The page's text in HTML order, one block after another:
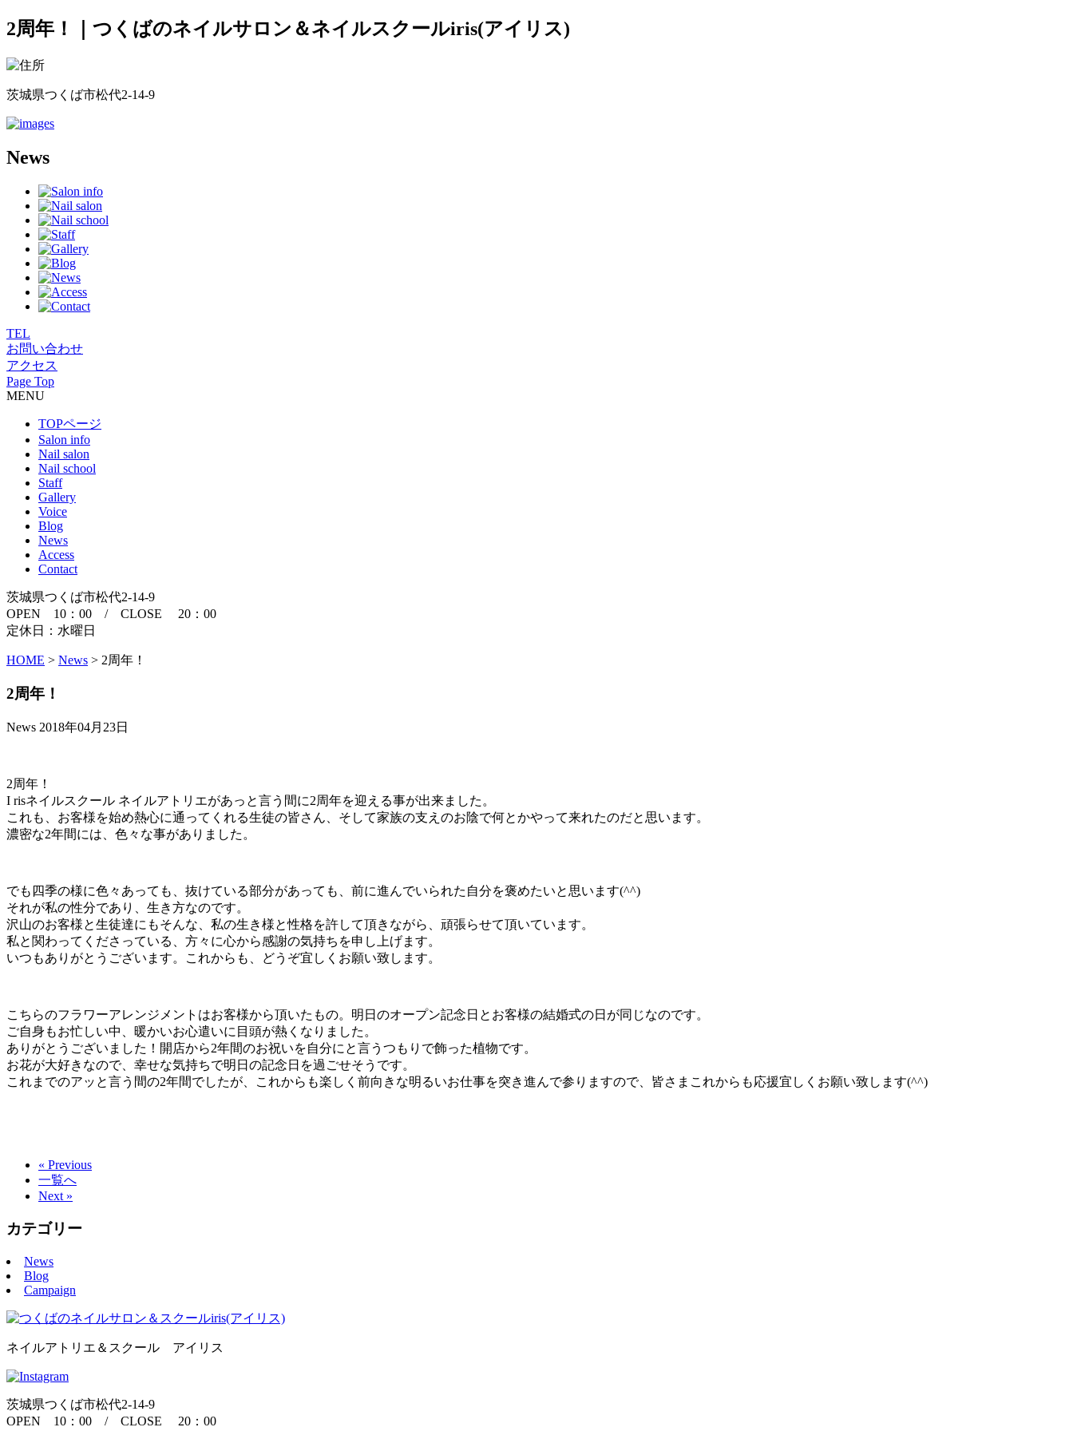
2周年！｜つくばのネイルサロン＆ネイルスクールiris(アイリス)
茨城県つくば市松代2-14-9
News
TEL
お問い合わせ
アクセス
Page Top
MENU
TOPページ
Salon info
Nail salon
Nail school
Staff
Gallery
Voice
Blog
News
Access
Contact
茨城県つくば市松代2-14-9
OPEN 10：00 / CLOSE 20：00
定休日：水曜日
HOME > News > 2周年！
2周年！
News 2018年04月23日
2周年！
I risネイルスクール ネイルアトリエがあっと言う間に2周年を迎える事が出来ました。
これも、お客様を始め熱心に通ってくれる生徒の皆さん、そして家族の支えのお陰で何とかやって来れたのだと思います。
濃密な2年間には、色々な事がありました。
でも四季の様に色々あっても、抜けている部分があっても、前に進んでいられた自分を褒めたいと思います(^^)
それが私の性分であり、生き方なのです。
沢山のお客様と生徒達にもそんな、私の生き様と性格を許して頂きながら、頑張らせて頂いています。
私と関わってくださっている、方々に心から感謝の気持ちを申し上げます。
いつもありがとうございます。これからも、どうぞ宜しくお願い致します。
こちらのフラワーアレンジメントはお客様から頂いたもの。明日のオープン記念日とお客様の結婚式の日が同じなのです。
ご自身もお忙しい中、暖かいお心遣いに目頭が熱くなりました。
ありがとうございました！開店から2年間のお祝いを自分にと言うつもりで飾った植物です。
お花が大好きなので、幸せな気持ちで明日の記念日を過ごせそうです。
これまでのアッと言う間の2年間でしたが、これからも楽しく前向きな明るいお仕事を突き進んで参りますので、皆さまこれからも応援宜しくお願い致します(^^)
« Previous
一覧へ
Next »
カテゴリー
News
Blog
Campaign
ネイルアトリエ＆スクール アイリス
茨城県つくば市松代2-14-9
OPEN 10：00 / CLOSE 20：00